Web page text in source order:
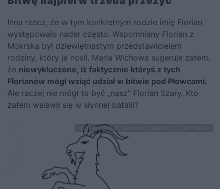
Inna rzecz, że w tym konkretnym rodzie imię Florian
występowało nader często. Wspomniany Florian z
Mokrska był dziewiętnastym przedstawicielem
rodziny, który je nosił. Maria Wichowa sugeruje zatem,
że niewykluczone, iż faktycznie któryś z tych
Florianów mógł wziąć udział w bitwie pod Płowcami.
Ale raczej nie mógł to być „nasz” Florian Szary. Kto
zatem wsławił się w słynnej batalii?
fot.Tadeusz Gajl; Bastianow (Bastian)/ CC BY-SA 3.0